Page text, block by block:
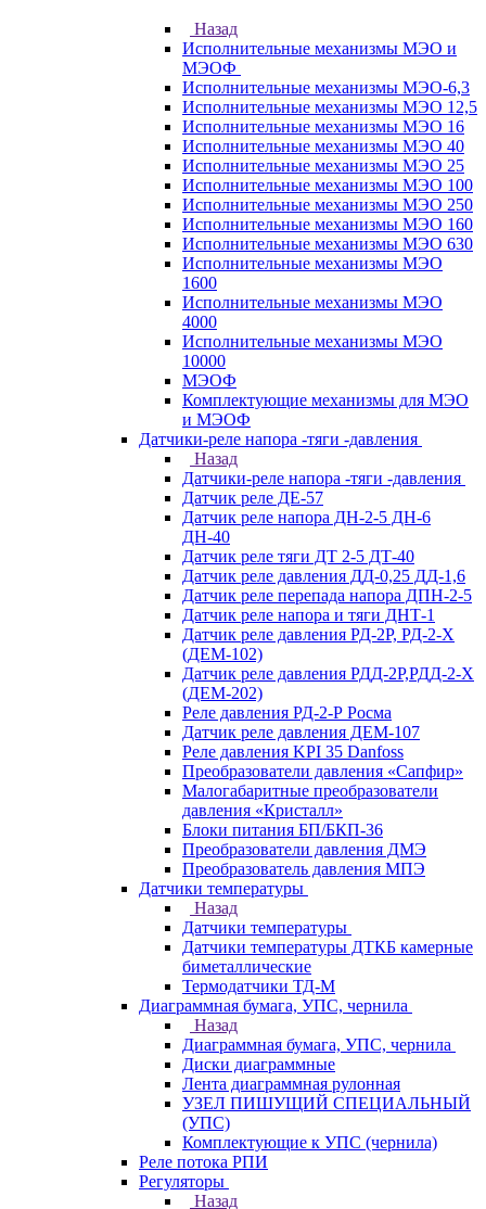
Назад
Исполнительные механизмы МЭО и
МЭОФ
Исполнительные механизмы МЭО-6,3
Исполнительные механизмы МЭО 12,5
Исполнительные механизмы МЭО 16
Исполнительные механизмы МЭО 40
Исполнительные механизмы МЭО 25
Исполнительные механизмы МЭО 100
Исполнительные механизмы МЭО 250
Исполнительные механизмы МЭО 160
Исполнительные механизмы МЭО 630
Исполнительные механизмы МЭО
1600
Исполнительные механизмы МЭО
4000
Исполнительные механизмы МЭО
10000
МЭОФ
Комплектующие механизмы для МЭО
и МЭОФ
Датчики-реле напора -тяги -давления
Назад
Датчики-реле напора -тяги -давления
Датчик реле ДЕ-57
Датчик реле напора ДН-2-5 ДН-6
ДН-40
Датчик реле тяги ДТ 2-5 ДТ-40
Датчик реле давления ДД-0,25 ДД-1,6
Датчик реле перепада напора ДПН-2-5
Датчик реле напора и тяги ДНТ-1
Датчик реле давления РД-2Р, РД-2-Х
(ДЕМ-102)
Датчик реле давления РДД-2Р,РДД-2-Х
(ДЕМ-202)
Реле давления РД-2-Р Росма
Датчик реле давления ДЕМ-107
Реле давления KPI 35 Danfoss
Преобразователи давления «Сапфир»
Малогабаритные преобразователи
давления «Кристалл»
Блоки питания БП/БКП-36
Преобразователи давления ДМЭ
Преобразователь давления МПЭ
Датчики температуры
Назад
Датчики температуры
Датчики температуры ДТКБ камерные
биметаллические
Термодатчики ТД-М
Диаграммная бумага, УПС, чернила
Назад
Диаграммная бумага, УПС, чернила
Диски диаграммные
Лента диаграммная рулонная
УЗЕЛ ПИШУЩИЙ СПЕЦИАЛЬНЫЙ
(УПС)
Комплектующие к УПС (чернила)
Реле потока РПИ
Регуляторы
Назад